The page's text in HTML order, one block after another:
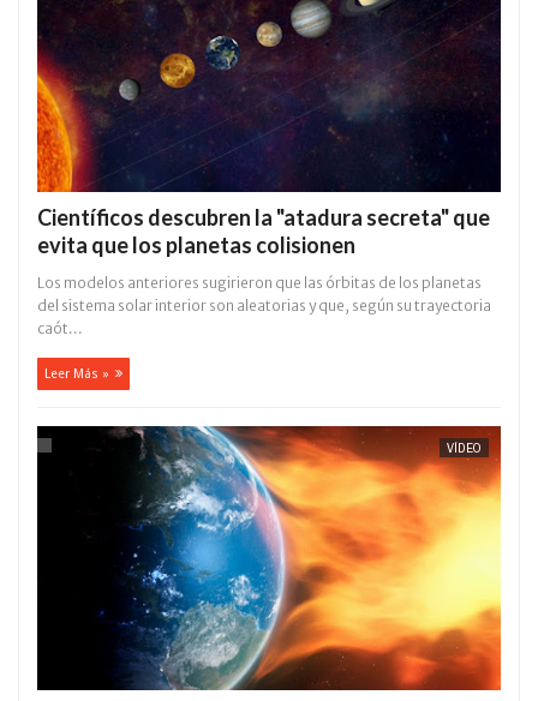
Científicos descubren la "atadura secreta" que
evita que los planetas colisionen
Los modelos anteriores sugirieron que las órbitas de los planetas
del sistema solar interior son aleatorias y que, según su trayectoria
caót...
Leer Más »
VÍDEO